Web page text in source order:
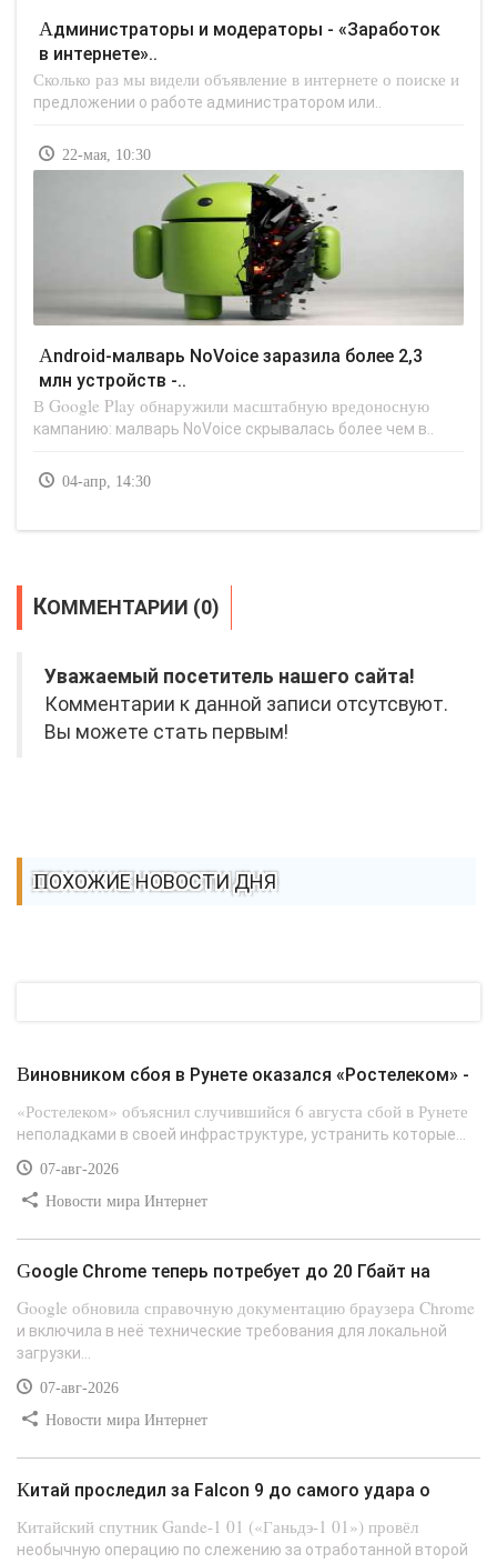
Администраторы и модераторы - «Заработок
в интернете»..
Сколько раз мы видели объявление в интернете о поиске и
предложении о работе администратором или..
22-мая, 10:30
Android-малварь NoVoice заразила более 2,3
млн устройств -..
В Google Play обнаружили масштабную вредоносную
кампанию: малварь NoVoice скрывалась более чем в..
04-апр, 14:30
КОММЕНТАРИИ (0)
Уважаемый посетитель нашего сайта!
Комментарии к данной записи отсутсвуют.
Вы можете стать первым!
ПОХОЖИЕ НОВОСТИ ДНЯ
Виновником сбоя в Рунете оказался «Ростелеком» -
«Ростелеком» объяснил случившийся 6 августа сбой в Рунете
неполадками в своей инфраструктуре, устранить которые...
07-авг-2026
Новости мира Интернет
Google Chrome теперь потребует до 20 Гбайт на
Google обновила справочную документацию браузера Chrome
и включила в неё технические требования для локальной
загрузки...
07-авг-2026
Новости мира Интернет
Китай проследил за Falcon 9 до самого удара о
Китайский спутник Gande-1 01 («Ганьдэ-1 01») провёл
необычную операцию по слежению за отработанной второй